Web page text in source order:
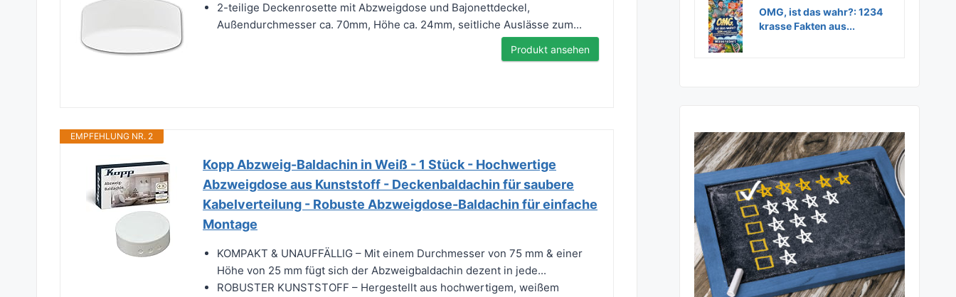
2-teilige Deckenrosette mit Abzweigdose und Bajonettdeckel,
Außendurchmesser ca. 70mm, Höhe ca. 24mm, seitliche Auslässe zum...
Produkt ansehen
EMPFEHLUNG NR. 2
Kopp Abzweig-Baldachin in Weiß - 1 Stück - Hochwertige
Abzweigdose aus Kunststoff - Deckenbaldachin für saubere
Kabelverteilung - Robuste Abzweigdose-Baldachin für einfache
Montage
KOMPAKT & UNAUFFÄLLIG – Mit einem Durchmesser von 75 mm & einer
Höhe von 25 mm fügt sich der Abzweigbaldachin dezent in jede...
ROBUSTER KUNSTSTOFF – Hergestellt aus hochwertigem, weißem
OMG, ist das wahr?: 1234
krasse Fakten aus...